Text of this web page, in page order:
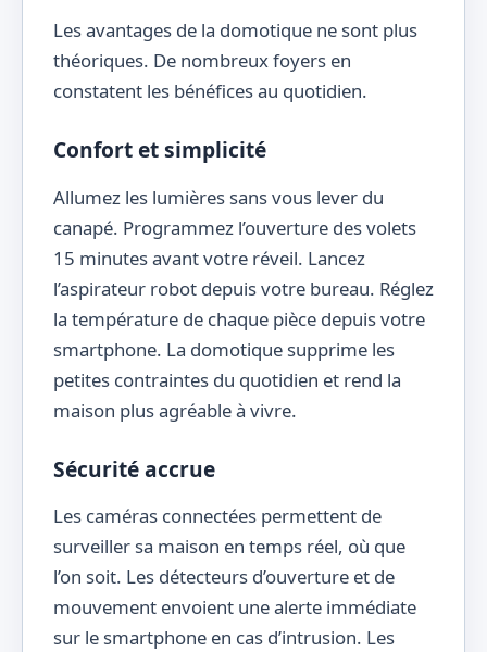
Les avantages de la domotique ne sont plus
théoriques. De nombreux foyers en
constatent les bénéfices au quotidien.
Confort et simplicité
Allumez les lumières sans vous lever du
canapé. Programmez l’ouverture des volets
15 minutes avant votre réveil. Lancez
l’aspirateur robot depuis votre bureau. Réglez
la température de chaque pièce depuis votre
smartphone. La domotique supprime les
petites contraintes du quotidien et rend la
maison plus agréable à vivre.
Sécurité accrue
Les caméras connectées permettent de
surveiller sa maison en temps réel, où que
l’on soit. Les détecteurs d’ouverture et de
mouvement envoient une alerte immédiate
sur le smartphone en cas d’intrusion. Les